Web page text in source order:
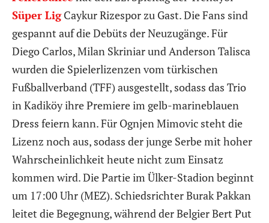
Süper LigCaykur Rizespor zu Gast. Die Fans sind
gespannt auf die Debüts der Neuzugänge. Für
Diego Carlos, Milan Skriniar und Anderson Talisca
wurden die Spielerlizenzen vom türkischen
Fußballverband (TFF) ausgestellt, sodass das Trio
in Kadiköy ihre Premiere im gelb-marineblauen
Dress feiern kann. Für Ognjen Mimovic steht die
Lizenz noch aus, sodass der junge Serbe mit hoher
Wahrscheinlichkeit heute nicht zum Einsatz
kommen wird. Die Partie im Ülker-Stadion beginnt
um 17:00 Uhr (MEZ). Schiedsrichter Burak Pakkan
leitet die Begegnung, während der Belgier Bert Put